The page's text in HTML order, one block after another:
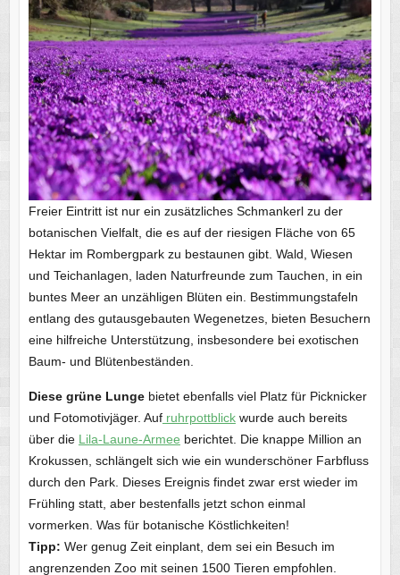
Freier Eintritt ist nur ein zusätzliches Schmankerl zu der
botanischen Vielfalt, die es auf der riesigen Fläche von 65
Hektar im Rombergpark zu bestaunen gibt. Wald, Wiesen
und Teichanlagen, laden Naturfreunde zum Tauchen, in ein
buntes Meer an unzähligen Blüten ein. Bestimmungstafeln
entlang des gutausgebauten Wegenetzes, bieten Besuchern
eine hilfreiche Unterstützung, insbesondere bei exotischen
Baum- und Blütenbeständen.
Diese grüne Lungebietet ebenfalls viel Platz für Picknicker
und Fotomotivjäger. Aufruhrpottblickwurde auch bereits
über die Lila-Laune-Armee berichtet. Die knappe Million an
Krokussen, schlängelt sich wie ein wunderschöner Farbfluss
durch den Park. Dieses Ereignis findet zwar erst wieder im
Frühling statt, aber bestenfalls jetzt schon einmal
vormerken. Was für botanische Köstlichkeiten!
Tipp: Wer genug Zeit einplant, dem sei ein Besuch im
angrenzenden Zoo mit seinen 1500 Tieren empfohlen.